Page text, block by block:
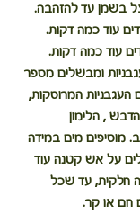
בשמן עד להזהבה.
עוד כמה דקות.
עוד כמה דקות.
ומבשלים מספר
העגבניות המרוסקות,
, הלימון
מוסיפים מים במידה
על אש קטנה עוד
חלקית, עד שכל
חם או קר.